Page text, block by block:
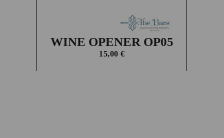
WINE OPENER OP05
15,00€